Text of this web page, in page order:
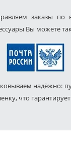
заказы по
Вы можете
надёжно:
что